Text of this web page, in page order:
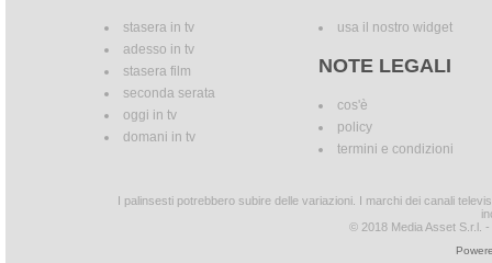
stasera in tv
adesso in tv
stasera film
seconda serata
oggi in tv
domani in tv
usa il nostro widget
NOTE LEGALI
cos'è
policy
termini e condizioni
I palinsesti potrebbero subire delle variazioni. I marchi dei canali
© 2018 Media Asset S.r.l.